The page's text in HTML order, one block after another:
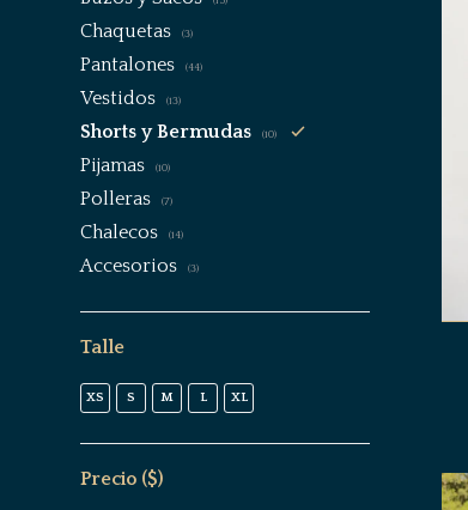
Chaquetas (3)
Pantalones (44)
Vestidos (13)
Shorts y Bermudas (10)
Pijamas (10)
Polleras (7)
Chalecos (14)
Accesorios (3)
Talle
XS S M L XL
Precio ($)